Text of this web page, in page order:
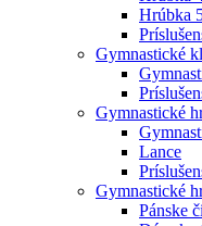
Hrúbka
Gymnastické
Gymnastické
Lance
Gymnastické
Pánske